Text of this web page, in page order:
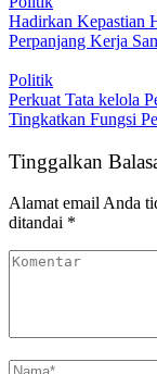
Hadirkan Kepastian
Perpanjang Kerja
Politik
Perkuat Tata kelola
Tingkatkan Fungsi
Tinggalkan
Alamat email Anda
ditandai *